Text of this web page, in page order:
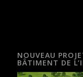
NOUVEAU
BÂTIMENT DE